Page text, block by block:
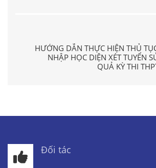
HƯỚNG DẪN THỰC HIỆN THỦ
NHẬP HỌC DIỆN XÉT TUYỂN
QUẢ KỲ THI
Đối tác